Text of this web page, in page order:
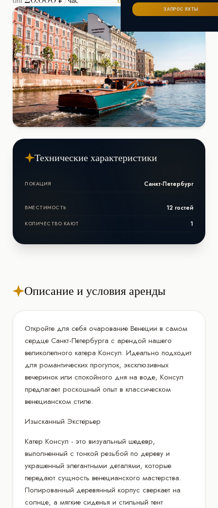
Ибица
ИТАЛИЯ
Сардиния
Хорватия
САНКТ-ПЕТЕРБУРГ
ЗАПРОС ЯХТЫ
Технические характеристики
ЛОКАЦИЯ Санкт-Петербург
ВМЕСТИМОСТЬ 12 гостей
КОЛИЧЕСТВО КАЮТ 1
Описание и условия аренды
Откройте для себя очарование Венеции в самом
сердце Санкт-Петербурга с арендой нашего
великолепного катера Консул. Идеально подходит
для романтических прогулок, эксклюзивных
вечеринок или спокойного дня на воде, Консул
предлагает роскошный опыт в классическом
венецианском стиле.
Изысканный Экстерьер
Катер Консул - это визуальный шедевр,
выполненный с тонкой резьбой по дереву и
украшенный элегантными деталями, которые
передают сущность венецианского мастерства.
Полированный деревянный корпус сверкает на
солнце, а мягкие сиденья и стильный тент